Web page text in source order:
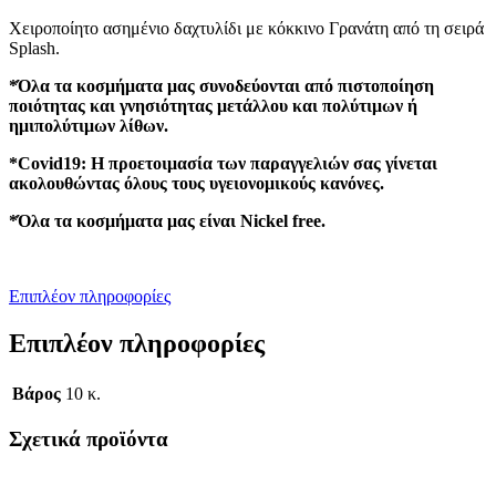
Χειροποίητο ασημένιο δαχτυλίδι με κόκκινο Γρανάτη από τη σειρά
Splash.
*Όλα τα κοσμήματα μας συνοδεύονται από πιστοποίηση
ποιότητας και γνησιότητας μετάλλου και πολύτιμων ή
ημιπολύτιμων λίθων.
*Covid19: Η προετοιμασία των παραγγελιών σας γίνεται
ακολουθώντας όλους τους υγειονομικούς κανόνες.
*Όλα τα κοσμήματα μας είναι Nickel free.
Επιπλέον πληροφορίες
Επιπλέον πληροφορίες
Βάρος 10 κ.
Σχετικά προϊόντα